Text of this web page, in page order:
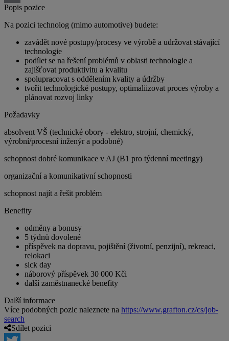
Email
Popis pozice
Na pozici technolog (mimo automotive) budete:
zavádět nové postupy/procesy ve výrobě a udržovat stávající
technologie
podílet se na řešení problémů v oblasti technologie a
zajišťovat produktivitu a kvalitu
spolupracovat s oddělením kvality a údržby
tvořit technologické postupy, optimaliizovat proces výroby a
plánovat rozvoj linky
Požadavky
absolvent VŠ (technické obory - elektro, strojní, chemický,
výrobní/procesní inženýr a podobné)
schopnost dobré komunikace v AJ (B1 pro týdenní meetingy)
organizační a komunikativní schopnosti
schopnost najít a řešit problém
Benefity
odměny a bonusy
5 týdnů dovolené
příspěvek na dopravu, pojištění (životní, penzijní), rekreaci,
relokaci
sick day
náborový příspěvek 30 000 Kči
další zaměstnanecké benefity
Další informace
Více podobných pozic naleznete na https://www.grafton.cz/cs/job-
search
Sdílet pozici